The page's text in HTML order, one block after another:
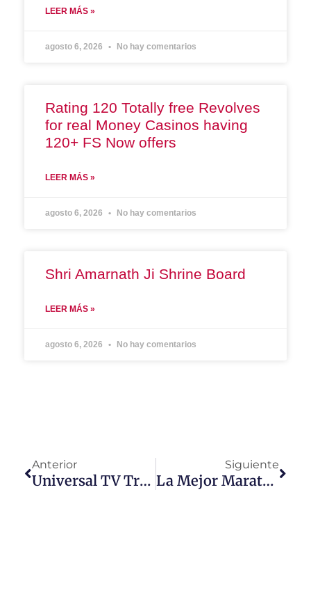
LEER MÁS »
agosto 6, 2026 No hay comentarios
Rating 120 Totally free Revolves
for real Money Casinos having
120+ FS Now offers
LEER MÁS »
agosto 6, 2026 No hay comentarios
Shri Amarnath Ji Shrine Board
LEER MÁS »
agosto 6, 2026 No hay comentarios
Anterior
Universal TV Trae A Su Pantalla “Drunk Parents”
Siguiente
La Mejor Maratón De Terror Se Vive En SYFY Latinoamérica